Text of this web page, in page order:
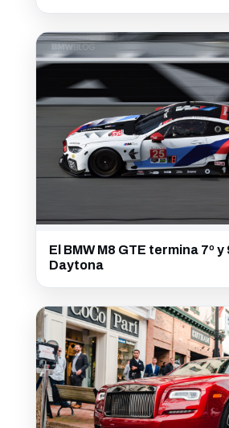
El BMW M8 GTE termina 7º y
Daytona